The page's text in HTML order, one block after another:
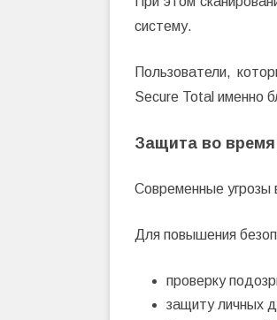
систему.
Пользователи,
Secure Total именно
Защита во
Современные угрозы
Для повышения
проверку
защиту личных